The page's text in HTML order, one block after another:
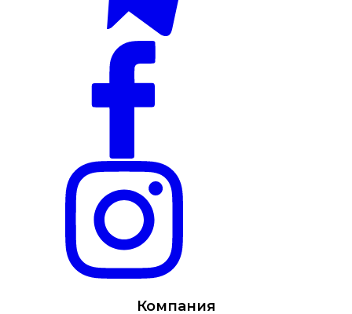
Компания